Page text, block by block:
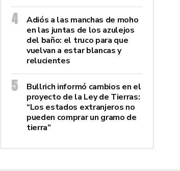
Adiós a las manchas de moho
en las juntas de los azulejos
del baño: el truco para que
vuelvan a estar blancas y
relucientes
Bullrich informó cambios en el
proyecto de la Ley de Tierras:
“Los estados extranjeros no
pueden comprar un gramo de
tierra”